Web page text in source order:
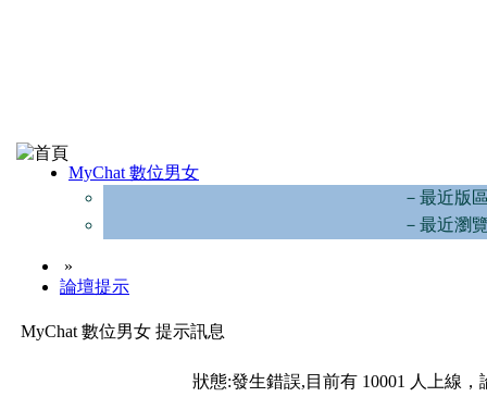
MyChat 數位男女
－最近版
－最近瀏
»
論壇提示
MyChat 數位男女 提示訊息
狀態:發生錯誤,目前有 10001 人上線